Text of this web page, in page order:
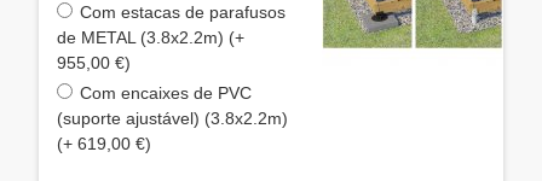
Com estacas de parafusos
de METAL (3.8x2.2m) (+
955,00 €)
Com encaixes de PVC
(suporte ajustável) (3.8x2.2m)
(+ 619,00 €)